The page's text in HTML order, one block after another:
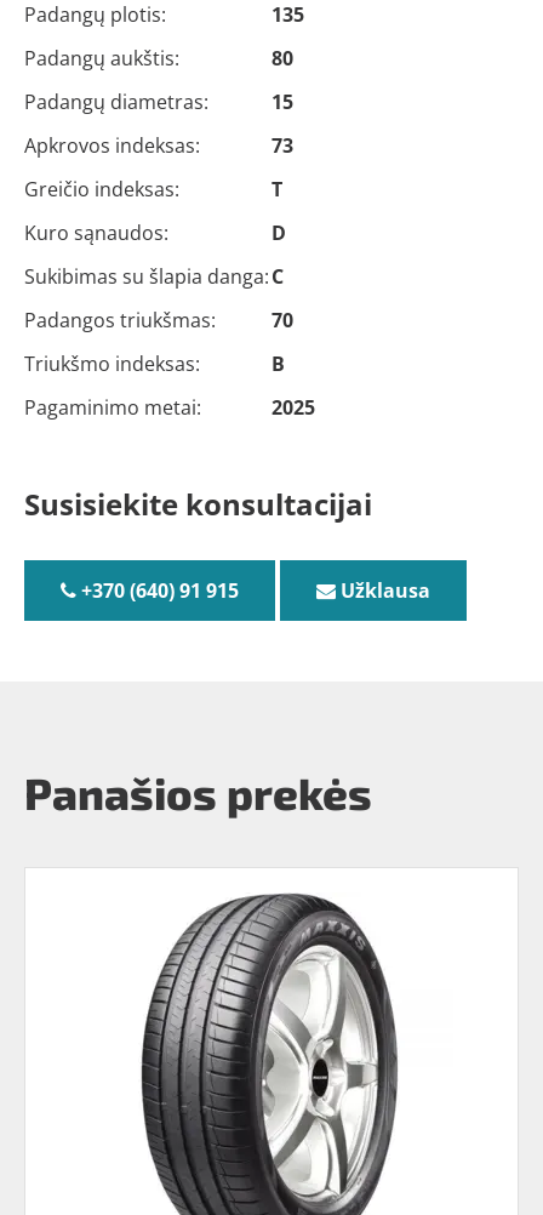
Padangų plotis:
135
Padangų aukštis:
80
Padangų diametras:
15
Apkrovos indeksas:
73
Greičio indeksas:
T
Kuro sąnaudos:
D
Sukibimas su šlapia danga:C
Padangos triukšmas:
70
Triukšmo indeksas:
B
Pagaminimo metai:
2025
Susisiekite konsultacijai
+370 (640) 91 915 Užklausa
Panašios prekės